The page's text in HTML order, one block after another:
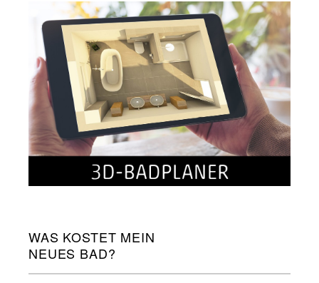
WAS KOSTET MEIN
NEUES BAD?